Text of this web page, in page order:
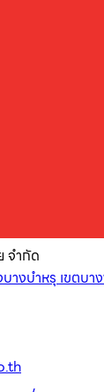
จำกัด
างบำหรุ เขตบ